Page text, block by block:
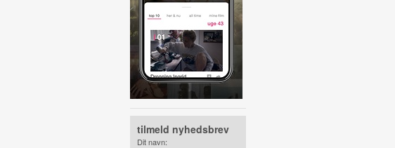
tilmeld nyhedsbrev
Dit navn: